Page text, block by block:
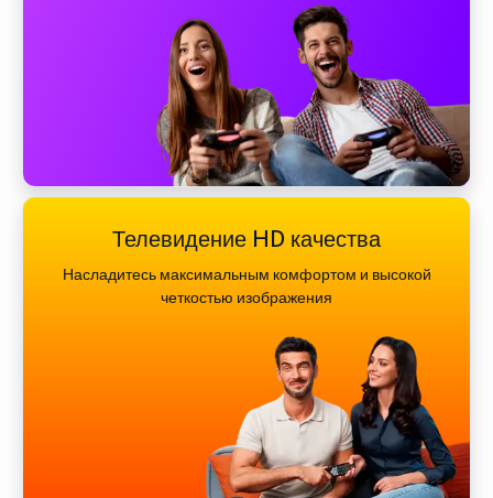
Телевидение HD качества
Насладитесь максимальным комфортом и высокой
четкостью изображения